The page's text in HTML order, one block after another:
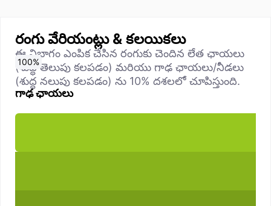
రంగు వేరియంట్లు & కలయికలు
ఈ విభాగం ఎంపిక చేసిన రంగుకు చెందిన లేత ఛాయలు
(శుద్ధ తెలుపు కలపడం) మరియు గాఢ ఛాయలు/నీడలు
(శుద్ధ నలుపు కలపడం) ను 10% దశలలో చూపిస్తుంది.
గాఢ ఛాయలు
0%
10%
20%
30%
40%
50%
60%
70%
80%
90%
100%